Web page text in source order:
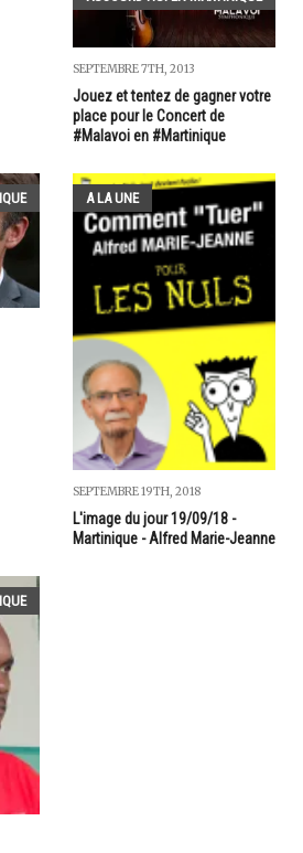
SEPTEMBRE 7TH, 2013
Jouez et tentez de gagner votre
place pour le Concert de
#Malavoi en #Martinique
A LA UNE
SEPTEMBRE 19TH, 2018
L'image du jour 19/09/18 -
Martinique - Alfred Marie-Jeanne